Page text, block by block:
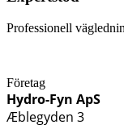
Professionell
Företag
Hydro-Fyn ApS
Æblegyden 3